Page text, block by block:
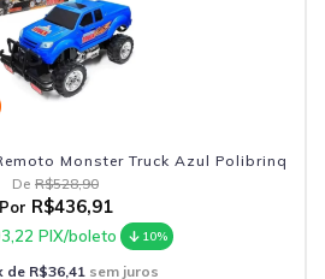
Monster Truck Azul Polibrinq
De R$528,90
Por R$436,91
PIX/boleto 10%
de R$36,41 sem juros